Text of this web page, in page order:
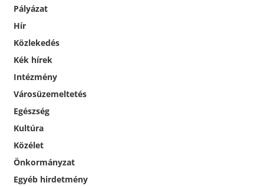
Pályázat
Hír
Közlekedés
Kék hírek
Intézmény
Városüzemeltetés
Egészség
Kultúra
Közélet
Önkormányzat
Egyéb hirdetmény